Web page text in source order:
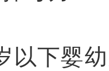
下婴幼